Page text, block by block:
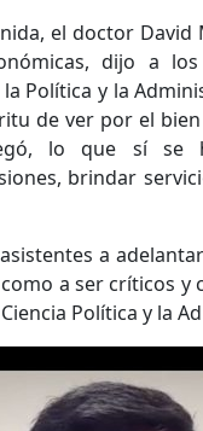
el doctor David
dijo a
Política y la
de ver por el
lo que sí se
brindar
a
a ser críticos y
Política y la